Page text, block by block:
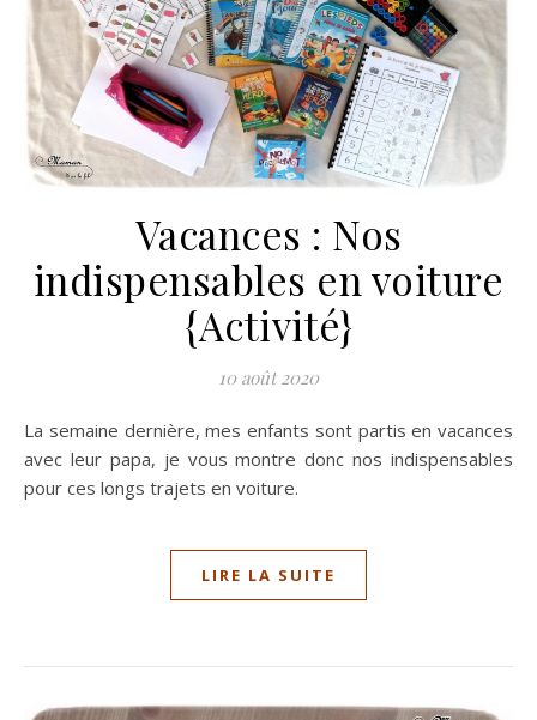
Vacances : Nos
indispensables en voiture
{Activité}
10 août 2020
La semaine dernière, mes enfants sont partis en vacances
avec leur papa, je vous montre donc nos indispensables
pour ces longs trajets en voiture.
LIRE LA SUITE